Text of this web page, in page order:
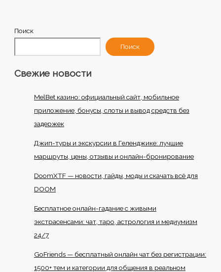
Поиск
Поиск
Свежие новости
MelBet казино: официальный сайт, мобильное
приложение, бонусы, слоты и вывод средств без
задержек
Джип-туры и экскурсии в Геленджике: лучшие
маршруты, цены, отзывы и онлайн-бронирование
DoomXTF — новости, гайды, моды и скачать всё для
DOOM
Бесплатное онлайн-гадание с живыми
экстрасенсами: чат, таро, астрология и медиумизм
24/7
GoFriends — бесплатный онлайн чат без регистрации:
1500+ тем и категории для общения в реальном